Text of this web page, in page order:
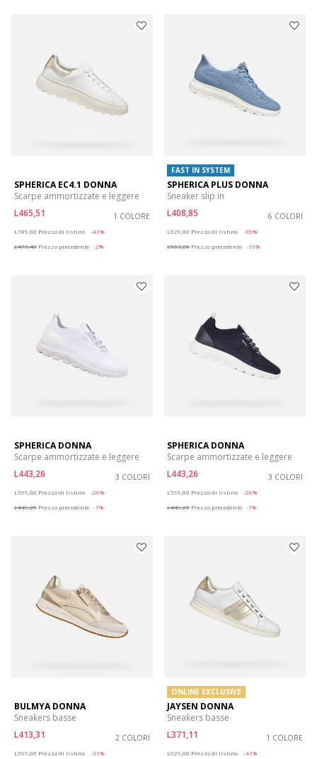
SPHERICA EC4.1 DONNA
Scarpe ammortizzate e leggere
L465,51
1 COLORE
L789,00 Prezzo di listino
-41%
L473,40 Prezzo precedente -2%
FAST IN SYSTEM
SPHERICA PLUS DONNA
Sneaker slip in
L408,85
6 COLORI
L629,00 Prezzo di listino
-35%
L503,20 Prezzo precedente -19%
SPHERICA DONNA
Scarpe ammortizzate e leggere
L443,26
3 COLORI
L599,00 Prezzo di listino
-26%
L449,25 Prezzo precedente -1%
SPHERICA DONNA
Scarpe ammortizzate e leggere
L443,26
3 COLORI
L599,00 Prezzo di listino
-26%
L449,25 Prezzo precedente -1%
BULMYA DONNA
Sneakers basse
L413,31
2 COLORI
L599,00 Prezzo di listino
-31%
ONLINE EXCLUSIVE
JAYSEN DONNA
Sneakers basse
L371,11
1 COLORE
L629,00 Prezzo di listino
-41%